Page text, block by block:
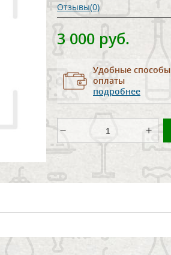
Отзывы(0)
3 000 руб.
Удобные способы
оплаты
подробнее